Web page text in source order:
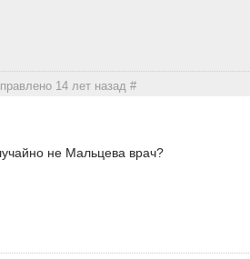
14 лет назад#
не Мальцева врач?